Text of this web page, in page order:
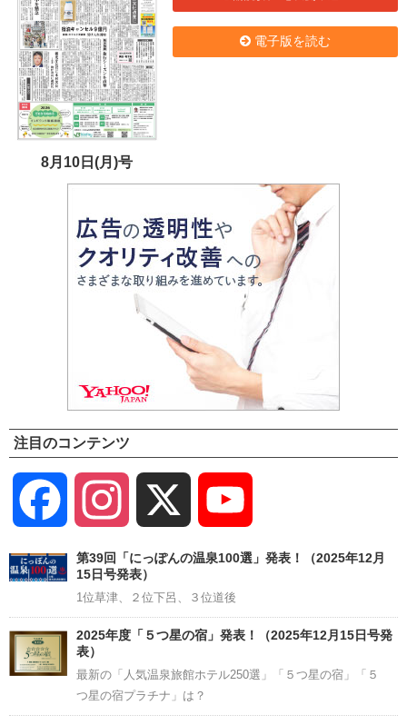
8月10日(月)号
電子版を読む
注目のコンテンツ
Facebook Instagram
Channel
第39回「にっぽんの温泉100選」発表！（2025年12月
15日号発表）
1位草津、２位下呂、３位道後
2025年度「５つ星の宿」発表！（2025年12月15日号発
表）
最新の「人気温泉旅館ホテル250選」「５つ星の宿」「５
つ星の宿プラチナ」は？